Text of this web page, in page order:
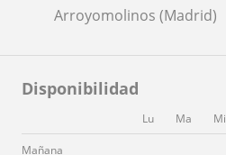
Arroyomolinos (Madrid)
Disponibilidad
Lu Ma Mi
Mañana